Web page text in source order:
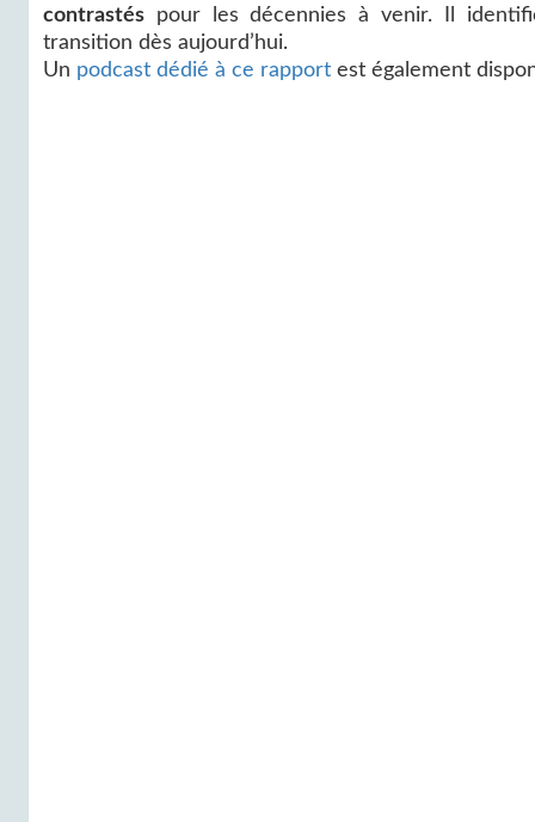
contrastés pour les décennies à venir. Il
transition dès aujourd’hui.
Un podcast dédié à ce rapport est également